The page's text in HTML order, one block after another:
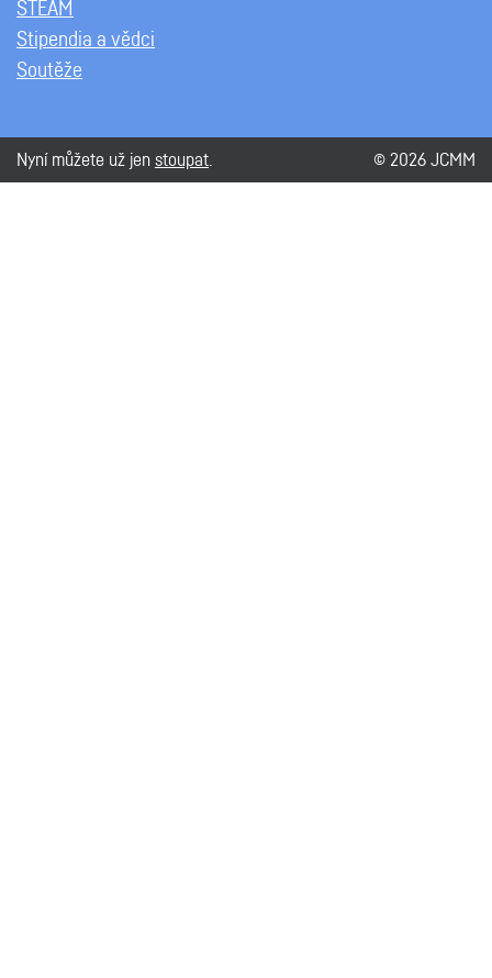
STEAM
Stipendia a vědci
Soutěže
Nyní můžete už jen stoupat © 2026 JCMM